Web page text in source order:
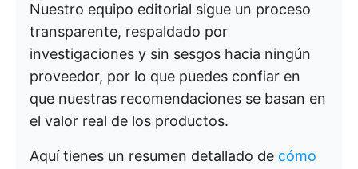
Nuestro equipo editorial sigue un proceso
transparente, respaldado por
investigaciones y sin sesgos hacia ningún
proveedor, por lo que puedes confiar en
que nuestras recomendaciones se basan en
el valor real de los productos.
Aquí tienes un resumen detallado de cómo